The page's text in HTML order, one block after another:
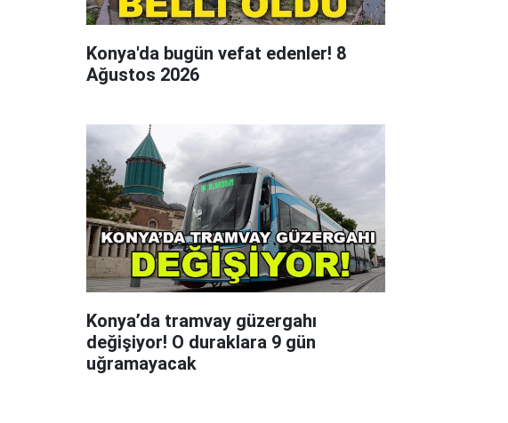
Konya'da bugün vefat edenler! 8
Ağustos 2026
Konya’da tramvay güzergahı
değişiyor! O duraklara 9 gün
uğramayacak